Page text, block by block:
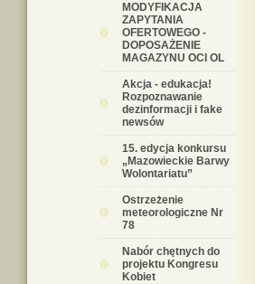
MODYFIKACJA
ZAPYTANIA
OFERTOWEGO -
DOPOSAŻENIE
MAGAZYNU OCI OL
Akcja - edukacja!
Rozpoznawanie
dezinformacji i fake
newsów
15. edycja konkursu
„Mazowieckie Barwy
Wolontariatu”
Ostrzeżenie
meteorologiczne Nr
78
Nabór chętnych do
projektu Kongresu
Kobiet